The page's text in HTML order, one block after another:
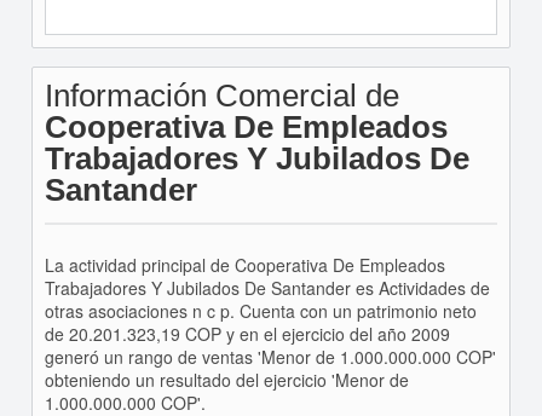
Información Comercial de
Cooperativa De Empleados
Trabajadores Y Jubilados De
Santander
La actividad principal de Cooperativa De Empleados
Trabajadores Y Jubilados De Santander es Actividades de
otras asociaciones n c p. Cuenta con un patrimonio neto
de 20.201.323,19 COP y en el ejercicio del año 2009
generó un rango de ventas 'Menor de 1.000.000.000 COP'
obteniendo un resultado del ejercicio 'Menor de
1.000.000.000 COP'.